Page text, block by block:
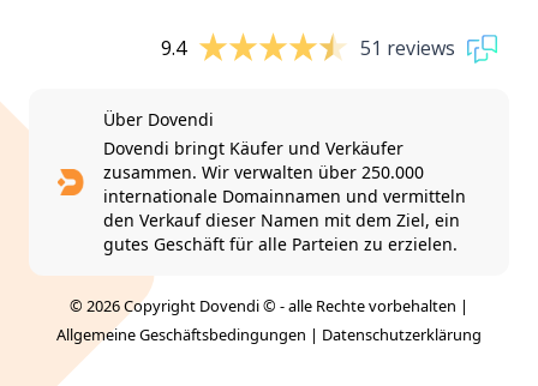
9.4 51 reviews
Über Dovendi
Dovendi bringt Käufer und Verkäufer
zusammen. Wir verwalten über 250.000
internationale Domainnamen und vermitteln
den Verkauf dieser Namen mit dem Ziel, ein
gutes Geschäft für alle Parteien zu erzielen.
© 2026 Copyright Dovendi © - alle Rechte vorbehalten |
Allgemeine Geschäftsbedingungen | Datenschutzerklärung